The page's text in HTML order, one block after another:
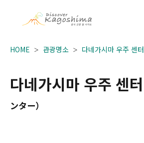
HOME 관광명소 다네가시마 우주 센터
다네가시마 우주 센터
ンター）